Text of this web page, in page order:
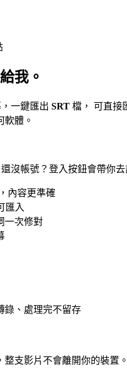
我。
一鍵匯出 SRT 檔， 可直接
軟體。
沒帳號？登入按鈕會帶你
內容更準確
匯入
一次修對
錄、處理完不留存
支影片不會離開你的裝置。